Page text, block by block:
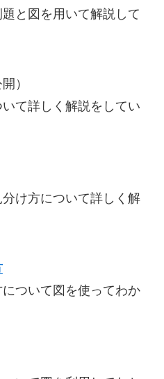
と図を用いて解説して
）
て詳しく解説をしてい
け方について詳しく解
ついて図を使ってわか